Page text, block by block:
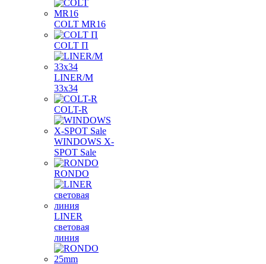
COLT MR16
COLT П
LINER/М
33х34
COLT-R
WINDOWS X-
SPOT Sale
RONDO
LINER
световая
линия